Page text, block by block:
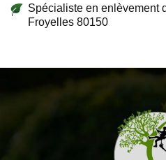
Spécialiste en enlèvement
Froyelles 80150